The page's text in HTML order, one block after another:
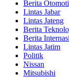
Berita
Lintas Jabar
Lintas Jateng
Berita
Berita
Lintas Jatim
Politik
Nissan
Mitsubishi